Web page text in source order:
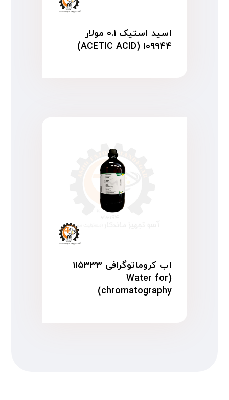
اسید استیک ۰.۱ مولار
۱۰۹۹۴۴ (ACETIC ACID)
اب کروماتوگرافی ۱۱۵۳۳۳
(Water for
chromatography)